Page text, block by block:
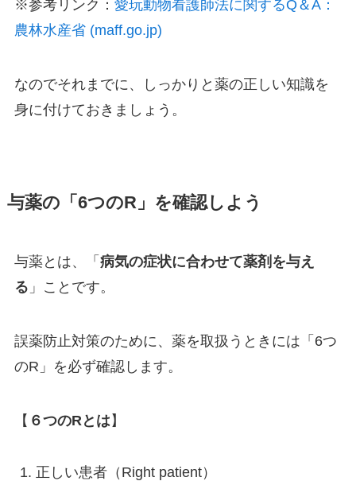
※参考リンク： 愛玩動物看護師法に関するQ＆A：
農林水産省 (maff.go.jp)
なのでそれまでに、しっかりと薬の正しい知識を
身に付けておきましょう。
与薬の「6つのR」を確認しよう
与薬とは、「 病気の症状に合わせて薬剤を与え
る 」ことです。
誤薬防止対策のために、薬を取扱うときには「6つ
のR」を必ず確認します。
【 ６つのRとは 】
正しい患者（Right patient）